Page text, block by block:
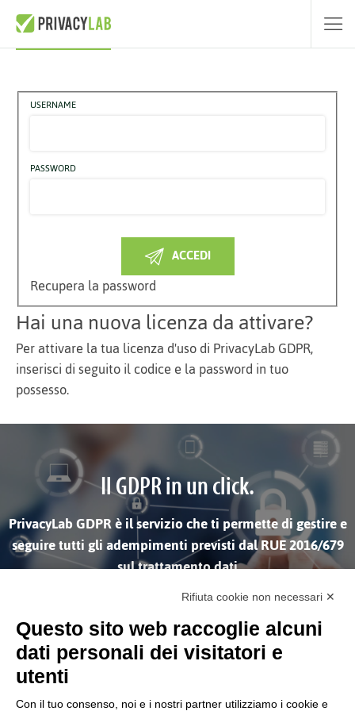
USERNAME
PASSWORD
ACCEDI
Recupera la password
Hai una nuova licenza da attivare?
Per attivare la tua licenza d'uso di PrivacyLab GDPR,
inserisci di seguito il codice e la password in tuo
possesso.
Il GDPR in un click.
PrivacyLab GDPR è il servizio che ti permette di gestire e
seguire tutti gli adempimenti previsti dal RUE 2016/679
sul trattamento dati
SCOPRI DI PIÙ
Rifiuta cookie non necessari ✕
Questo sito web raccoglie alcuni
dati personali dei visitatori e
utenti
Con il tuo consenso, noi e i nostri partner utilizziamo i cookie e